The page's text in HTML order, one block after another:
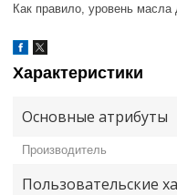
Как правило, уровень масла
Характеристики
Основные атрибуты
Производитель
Пользовательские